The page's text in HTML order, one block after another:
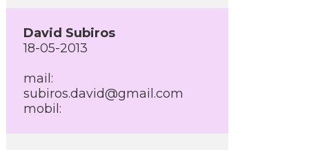
David Subiros
18-05-2013
mail:
subiros.david@gmail.com
mobil: